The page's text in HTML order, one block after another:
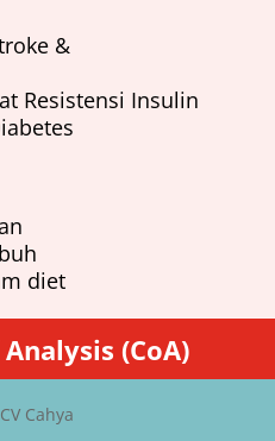
&
Resistensi Insulin
diet
(CoA)